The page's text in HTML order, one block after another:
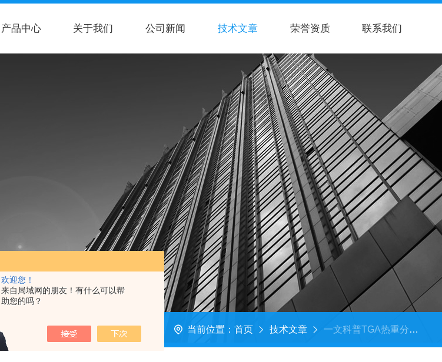
欢迎您！
来自局域网的朋友！有什么可以帮
助您的吗？
产品中心 关于我们 公司新闻 技术文章 荣誉资质 联系我们
当前位置： 首页 技术文章 一文科普TGA热重分析仪的微量样品组分与热稳定性一站式检测